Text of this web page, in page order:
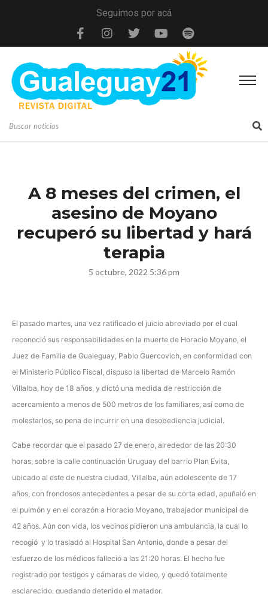
Seguimos por acá
A 8 meses del crimen, el
asesino de Moyano
recuperó su libertad y hará
terapia
5 octubre, 2022 5:36 pm
El pasado martes, una vez ratificado el juicio abreviado por el cual
reconoció sus responsabilidades en la muerte de Horacio Moyano, el
Juez de Familia de Gualeguay, Pablo Guercovich, en conformidad con
el Ministerio Público Fiscal, dispuso la libertad de Marcelo Ramón
Villalba, hoy de 18 años, y dictó una medida de restricción de
acercamiento a menos de 500 metros de los familiares, así como de
molestarlos, so pena de incurrir en una desobediencia judicial.
Cabe recordar que el pasado 27 de enero, alrededor de las 20:30
horas, sobre la calle continuación Uruguay del barrio Plan Evita,
ubicado al este de nuestra ciudad, Villalba, aún adolescente de 17
años, con frondosos antecedentes a pesar de su corta edad, apuñaló en
el pulmón y en el corazón a Horacio Moyano, trabajador municipal de
42 años. Aún con vida, los vecinos pidieron una ambulancia, la cual lo
recogió y lo trasladó al Hospital San Antonio, donde a pesar del
esfuerzo de los médicos falleció a las 21:20 horas. El hecho fue
registrado por testigos y cámaras de video, y quedó totalmente
esclarecido, quedando detenido el matador.